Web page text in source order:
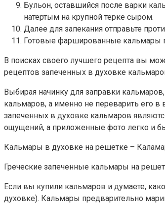
Бульон, оставшийся после варки
натертым на крупной терке сыром.
Далее для запекания отправьте
Готовые фаршированные кальмары
В поисках своего лучшего рецепта вы
рецептов запеченных в духовке
Выбирая начинку для заправки
кальмаров, а именно не переварить его
запеченных в духовке кальмаров
ощущений, а приложенные фото легко и
Кальмары в духовке на решетке –
Греческие запеченные кальмары на
Если вы купили кальмаров и думаете,
духовке). Кальмары предварительно